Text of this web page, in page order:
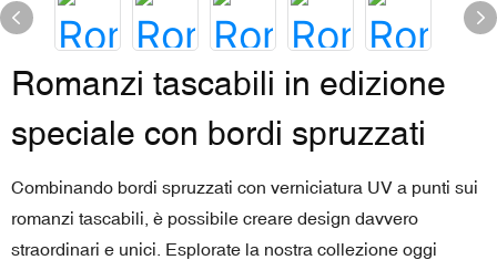
Romanzi tascabili in edizione
speciale con bordi spruzzati
Combinando bordi spruzzati con verniciatura UV a punti sui
romanzi tascabili, è possibile creare design davvero
straordinari e unici. Esplorate la nostra collezione oggi